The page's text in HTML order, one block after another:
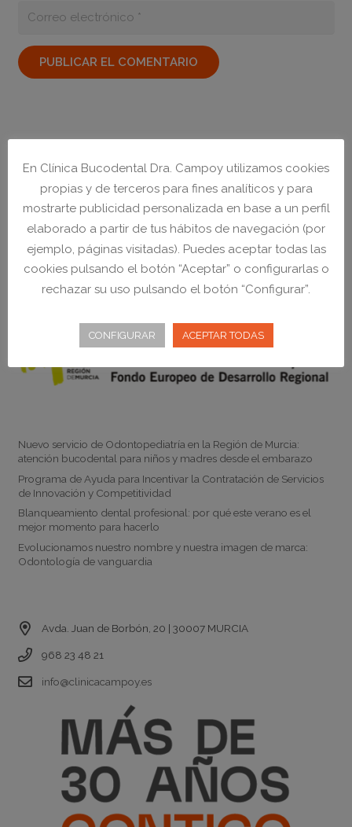
PUBLICAR EL COMENTARIO
LUNES a VIERNES:
9:00 20:00 ininterrumpidamente
NO CERRAMOS A MEDIODÍA
Nuevo servicio de Odontopediatría en la Región de Murcia:
atención bucodental para niños y madres desde el embarazo
Programa de Ayuda para Incentivar la Contratación de Servicios
de Innovación y Competitividad
Blanqueamiento dental profesional: por qué este verano es el
mejor momento para hacerlo
Evolucionamos nuestro nombre y nuestra imagen de marca:
Odontología de vanguardia
Avda. Juan de Borbón, 20 | 30007 MURCIA
968 23 48 21
info@clinicacampoy.es
En Clínica Bucodental Dra. Campoy utilizamos cookies
propias y de terceros para fines analíticos y para
mostrarte publicidad personalizada en base a un perfil
elaborado a partir de tus hábitos de navegación (por
ejemplo, páginas visitadas). Puedes aceptar todas las
cookies pulsando el botón “Aceptar” o configurarlas o
rechazar su uso pulsando el botón “Configurar”.
CONFIGURAR ACEPTAR TODAS